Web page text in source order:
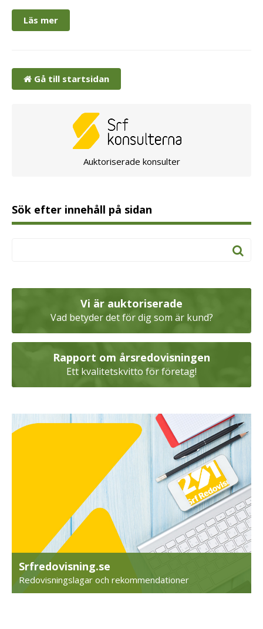
Läs mer
Gå till startsidan
Auktoriserade konsulter
Sök efter innehåll på sidan
Vi är auktoriserade
Vad betyder det för dig som är kund?
Rapport om årsredovisningen
Ett kvalitetskvitto för företag!
Srfredovisning.se
Redovisningslagar och rekommendationer